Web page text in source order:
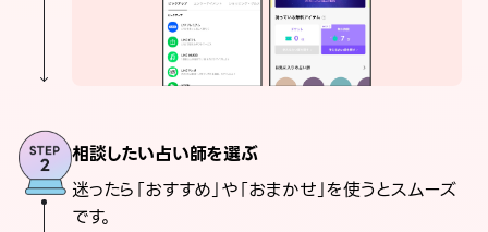
相談したい占い師を選ぶ
迷ったら「おすすめ」や「おまかせ」を使うとスムーズ
です。